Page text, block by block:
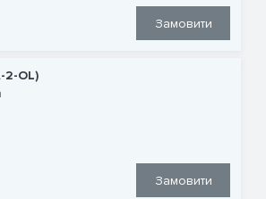
Замовити
2-OL)
Замовити